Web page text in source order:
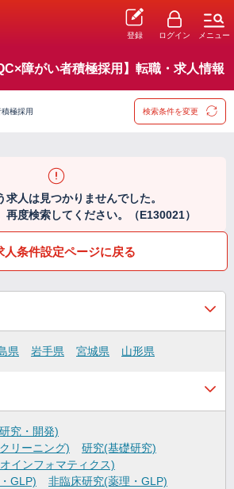
登録 ログイン メニュー
障がい者積極採用】転職・求人情報
極採用 検索条件を変更
求人は見つかりませんでした。
再度検索してください。（E130021）
人条件設定ページに戻る
県 岩手県 宮城県 山形県
究・開発)
リーニング)
研究(基礎研究)
インフォマティクス)
GLP)
非臨床研究(薬理・GLP)